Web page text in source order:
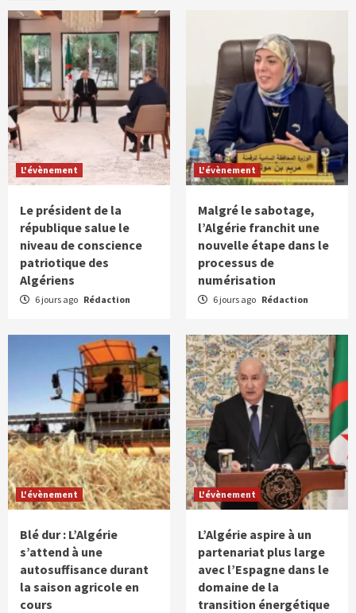
L'évènement
Le président de la
république salue le
niveau de conscience
patriotique des
Algériens
6 jours ago Rédaction
L'évènement
Malgré le sabotage,
l’Algérie franchit une
nouvelle étape dans le
processus de
numérisation
6 jours ago Rédaction
L'évènement
Blé dur : L’Algérie
s’attend à une
autosuffisance durant
la saison agricole en
cours
L'évènement
L’Algérie aspire à un
partenariat plus large
avec l’Espagne dans le
domaine de la
transition énergétique